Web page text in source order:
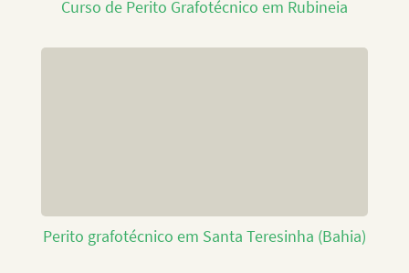
Curso de Perito Grafotécnico em Rubineia
Perito grafotécnico em Santa Teresinha (Bahia)